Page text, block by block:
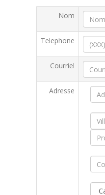
Nom
Telephone
Courriel
Adresse